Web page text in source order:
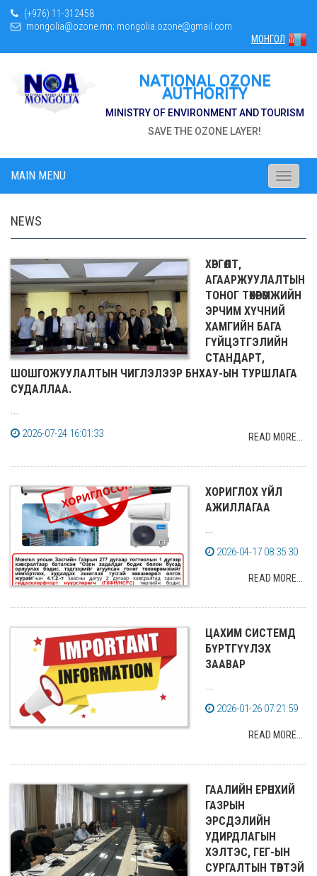
(+976) 11-312458
mongolia@ozone.mn; mongolia.ozone@gmail.com
МОНГОЛ
NATIONAL OZONE
AUTHORITY
MINISTRY OF ENVIRONMENT AND TOURISM
SAVE THE OZONE LAYER!
MAIN MENU
Toggle
NEWS
ХӨРГӨЛТ,
АГААРЖУУЛАЛТЫН
ТОНОГ ТӨХӨӨРӨМЖИЙН
ЭРЧИМ ХҮЧНИЙ
ХАМГИЙН БАГА
ГҮЙЦЭТГЭЛИЙН
СТАНДАРТ,
ШОШГОЖУУЛАЛТЫН ЧИГЛЭЛЭЭР БНХАУ-ЫН ТУРШЛАГА
СУДАЛЛАА.
...
2026-07-24 16:01:33
READ MORE...
ХОРИГЛОХ ҮЙЛ
АЖИЛЛАГАА
...
2026-04-17 08:35:30
READ MORE...
ЦАХИМ СИСТЕМД
БҮРТГҮҮЛЭХ
ЗААВАР
...
2026-01-26 07:21:59
READ MORE...
ГААЛИЙН ЕРӨНХИЙ
ГАЗРЫН
ЭРСДЭЛИЙН
УДИРДЛАГЫН
ХЭЛТЭС, ГЕГ-ЫН
СУРГАЛТЫН ТӨВТЭЙ